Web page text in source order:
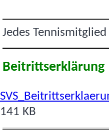
Jedes
Beitrittserklärung
141 KB